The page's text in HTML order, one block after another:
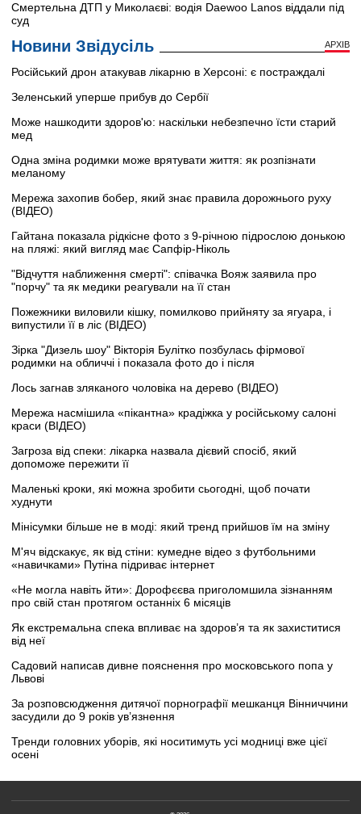
Смертельна ДТП у Миколаєві: водія Daewoo Lanos віддали під
суд
Новини Звідусіль АРХІВ
Російський дрон атакував лікарню в Херсоні: є постраждалі
Зеленський уперше прибув до Сербії
Може нашкодити здоров'ю: наскільки небезпечно їсти старий
мед
Одна зміна родимки може врятувати життя: як розпізнати
меланому
Мережа захопив бобер, який знає правила дорожнього руху
(ВІДЕО)
Гайтана показала рідкісне фото з 9-річною підрослою донькою
на пляжі: який вигляд має Сапфір-Ніколь
"Відчуття наближення смерті": співачка Вояж заявила про
"порчу" та як медики реагували на її стан
Пожежники виловили кішку, помилково прийняту за ягуара, і
випустили її в ліс (ВІДЕО)
Зірка "Дизель шоу" Вікторія Булітко позбулась фірмової
родимки на обличчі і показала фото до і після
Лось загнав зляканого чоловіка на дерево (ВІДЕО)
Мережа насмішила «пікантна» крадіжка у російському салоні
краси (ВІДЕО)
Загроза від спеки: лікарка назвала дієвий спосіб, який
допоможе пережити її
Маленькі кроки, які можна зробити сьогодні, щоб почати
худнути
Мінісумки більше не в моді: який тренд прийшов їм на зміну
М'яч відскакує, як від стіни: кумедне відео з футбольними
«навичками» Путіна підриває інтернет
«Не могла навіть йти»: Дорофєєва приголомшила зізнанням
про свій стан протягом останніх 6 місяців
Як екстремальна спека впливає на здоров’я та як захиститися
від неї
Садовий написав дивне пояснення про московського попа у
Львові
За розповсюдження дитячої порнографії мешканця Вінниччини
засудили до 9 років ув’язнення
Тренди головних уборів, які носитимуть усі модниці вже цієї
осені